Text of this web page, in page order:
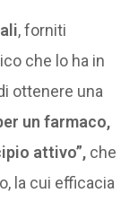
, forniti
che lo ha in
ottenere una
un farmaco,
attivo”, che
la cui efficacia